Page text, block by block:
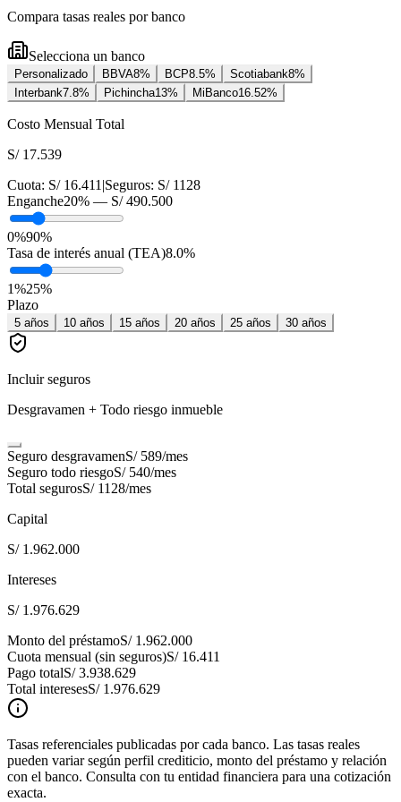
Compara tasas reales por banco
Selecciona un banco
Personalizado BBVA8% BCP8.5% Scotiabank8%
Interbank7.8% Pichincha13% MiBanco16.52%
Costo Mensual Total
S/ 17.539
Cuota: S/ 16.411 |Seguros: S/ 1128
Enganche20% — S/ 490.500
0%90%
Tasa de interés anual (TEA)8.0%
1%25%
Plazo
5 años 10 años 15 años 20 años 25 años 30 años
Incluir seguros
Desgravamen + Todo riesgo inmueble
Seguro desgravamenS/ 589/mes
Seguro todo riesgoS/ 540/mes
Total segurosS/ 1128/mes
Capital
S/ 1.962.000
Intereses
S/ 1.976.629
Monto del préstamoS/ 1.962.000
Cuota mensual (sin seguros)S/ 16.411
Pago totalS/ 3.938.629
Total interesesS/ 1.976.629
Tasas referenciales publicadas por cada banco. Las tasas reales
pueden variar según perfil crediticio, monto del préstamo y relación
con el banco. Consulta con tu entidad financiera para una cotización
exacta.